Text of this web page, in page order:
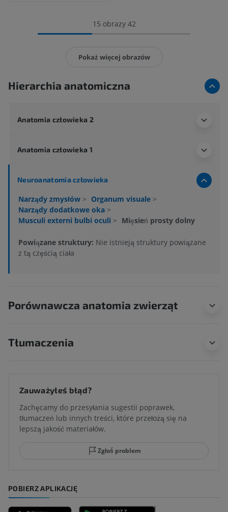
15 obrazy 42
Pokaż więcej obrazów
Hierarchia anatomiczna
Anatomia człowieka 2
Anatomia człowieka 1
Neuroanatomia człowieka
Narządy zmysłów > Organum visuale >
Narządy dodatkowe oka >
Musculi externi bulbi oculi > Mięsień prosty dolny
Powiązane struktury: Nie istnieją struktury powiązane
z tą częścią ciała
Porównawcza anatomia zwierząt
Tłumaczenia
Zauważyłeś błąd?
Zachęcamy do przesyłania sugestii poprawek,
tłumaczeń lub innych treści, które przełożą się na
lepszą jakość materiałów.
Zgłoś problem
POBIERZ APLIKACJĘ